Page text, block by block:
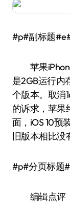
#p#副标题
苹果iPhone
是2GB运行内
个版本。取消
的诉求，苹果
面，iOS 10预
旧版本相比没
#p#分页标题
编辑点评：